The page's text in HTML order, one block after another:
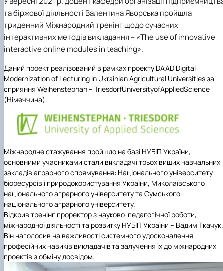
та біржової діяльності Валентина Яворськапройшла
триденний Міжнародний тренінг щодо сучасних
інтерактивних методів викладання –«The use of innovative
interactive online modules in teaching».
Даний проект реалізований в рамках проекту DAAD Digital
Modernization of Lecturing in Ukrainian Agricultural Universities за
сприяння Weihenstephan– TriesdorfUniversityofAppliedScience
(Німеччина).
Міжнародне стажування пройшло на базі НУБІП України,
основними учасниками стали викладачі трьох вищих навчальних
закладів аграрного спрямування: Національного університету
біоресурсів і природокористування України, Миколаївського
національного аграрного університету та Сумського
національного аграрного університету.
Відкрив тренінг проректор з науково-педагогічної роботи,
міжнародної діяльності та розвитку НУБІП України – Вадим Ткачук.
Він наголосив на важливості системного удосконалення
професійних навиків викладачів та залучення їх до міжнародних
проектів з обміну досвідом.